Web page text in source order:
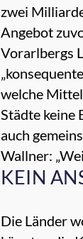
zwei
Angebot
Vorarlbergs
welche Mittel
Städte keine
auch
Wallner:
KEIN
Die Länder